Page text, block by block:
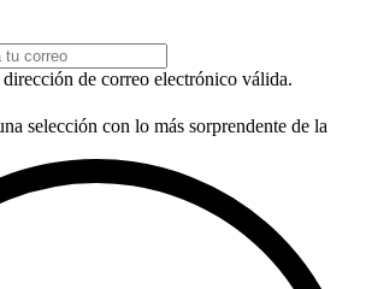
de correo electrónico válida.
selección con lo más sorprendente de la